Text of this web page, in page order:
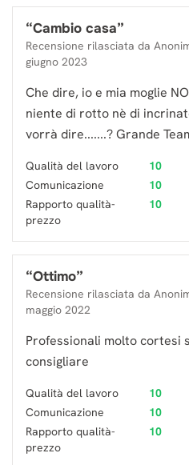
“Cambio casa”
Recensione rilasciata da
giugno 2023
Che dire, io e mia moglie
niente di rotto nè di
vorrà dire.......? Grande
Qualità del lavoro
10
Comunicazione
10
Rapporto qualità-
prezzo
10
“Ottimo”
Recensione rilasciata da
maggio 2022
Professionali molto cortesi
consigliare
Qualità del lavoro
10
Comunicazione
10
Rapporto qualità-
prezzo
10